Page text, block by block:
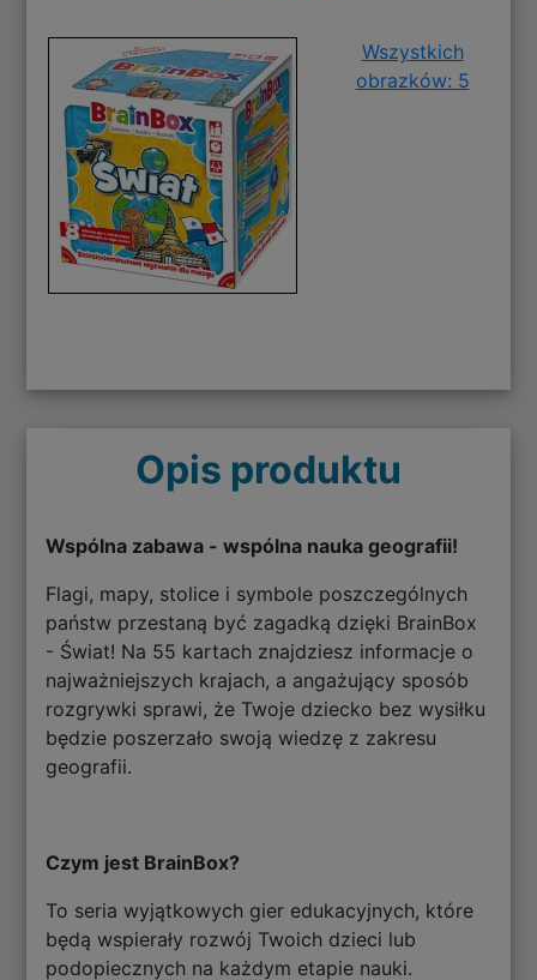
Wszystkich
obrazków: 5
Opis produktu
Wspólna zabawa - wspólna nauka geografii!
Flagi, mapy, stolice i symbole poszczególnych
państw przestaną być zagadką dzięki BrainBox
- Świat! Na 55 kartach znajdziesz informacje o
najważniejszych krajach, a angażujący sposób
rozgrywki sprawi, że Twoje dziecko bez wysiłku
będzie poszerzało swoją wiedzę z zakresu
geografii.
Czym jest BrainBox?
To seria wyjątkowych gier edukacyjnych, które
będą wspierały rozwój Twoich dzieci lub
podopiecznych na każdym etapie nauki.